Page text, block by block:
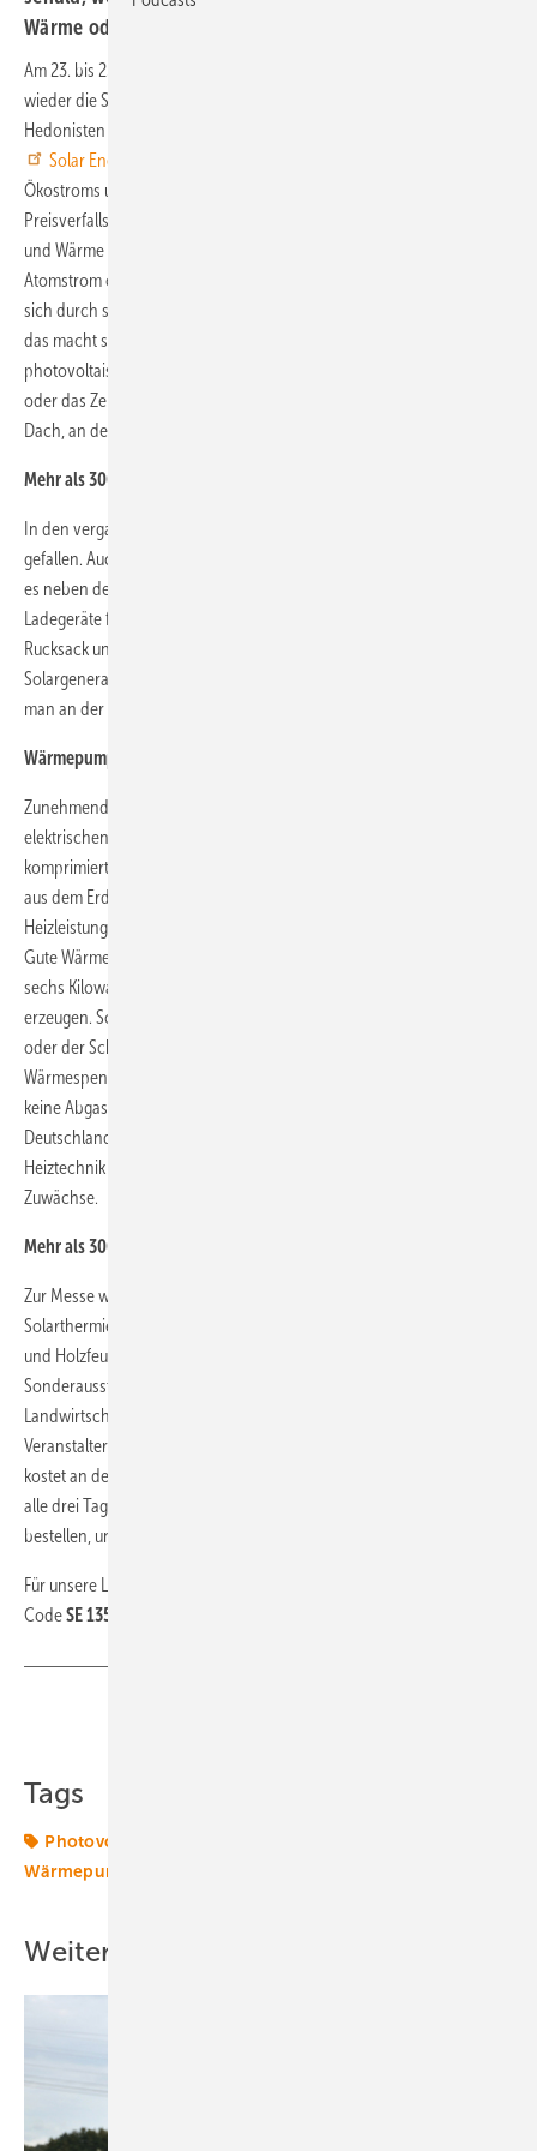
Wärme oder Kühlung.
Am 23. bis 25. April geben sich auf dem Messegelände am Funkturm
wieder die Sonnenanbeter die Klinke in die Hand. Wer an gebräunte
Hedonisten denkt, wird jedoch enttäuscht. Die dreitägige Fachmesse
Solar Energy
Ökostroms und der Wärmepumpen. Aufgrund des enormen
Preisverfalls bei Photovoltaik und den steigenden Preisen für Strom
und Wärme bietet die Solartechnik eine ausgereifte Alternative zum
Atomstrom oder der Fernwärme von Vattenfall an. Gasthermen lassen
sich durch solarthermische Sonnenkollektoren wirksam entlasten,
das macht sich auf der Gasrechnung bemerkbar. Und
photovoltaische Solarmodule gibt es mittlerweile sogar für den Balkon
oder das Zelt. Jeder kann seinen Strom selbst erzeugen: auf dem
Dach, an der Fassade oder auf dem Rasen im Garten.
Mehr als 300 Aussteller erwartet
In den vergangenen Jahren sind nicht nur die Preise für Solartechnik
gefallen. Auch wurden immer neue Anwendungen entwickelt. So gibt
es neben den klassischen, fest installierten Dachanlagen auch solare
Ladegeräte für Handys und Laptops, textile Solarbänder für den
Rucksack und das Outdoor-Equipment und seit diesem Jahr sogar
Solargeneratoren für Balkonien. Kleine Photovoltaikanlagen kann
man an der Datsche aufstellen oder am Caravan beim Camping.
Wärmepumpen gewinnen an Boden
Zunehmend interessant werden auch die Wärmepumpen. Sie nutzen
elektrischen Strom, um einen Verdichter anzutreiben. Der Verdichter
komprimiert ein Arbeitsgas, das zuvor durch Außenluft oder Wärme
aus dem Erdreich verdampft wurde. Damit lassen sich sogar hohe
Heizleistungen und Heiztemperaturen für große Mietshäuser erzielen.
Gute Wärmepumpen brauchen eine Kilowattstunde Strom, um vier bis
sechs Kilowatt Wärme zu erzeugen. Auch Warmwasser lässt sich damit
erzeugen. Sogar in Ländern mit sehr kalten Wintern wie Schweden
oder der Schweiz gilt die Wärmepumpe als wichtigster
Wärmespender. Due Wärmepumpen laufen sehr leise, verursachen
keine Abgase oder Gerüche. Im vergangenen Jahr wurden davon in
Deutschland fast 60.000 Stück verkauft. In der Branche der
Heiztechnik verzeichnet diese Technologie seit Jahren die größten
Zuwächse.
Mehr als 300 Aussteller erwartet
Zur Messe werden über 300 Aussteller aus der Photovoltaik,
Solarthermie, Wärmepumpen, Blockheizkraftwerke, Kleinwindräder
und Holzfeuerungen sowie zur Energieeinsparung erwartet. In einer
Sonderausstellung geht es um Biogaskraftwerke für die
Landwirtschaft. Für beide Messen zusammen gilt ein Kombiticket. Der
Veranstalter rechnet mit rund 13.000 Fachbesuchern. Das Tagesticket
kostet an der Tageskasse 14 Euro (ermäßigt: acht Euro), die Karte für
alle drei Tage kostet 30 Euro. Tickets kann man auch
bestellen, unter
Für unsere Leser:
CodeSE 1350 EE
Tags
Photovoltaik
Wärmepumpen
Weitere Inhalte